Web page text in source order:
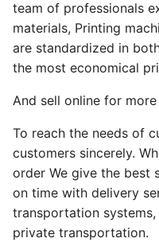
team of professionals
materials, Printing
are standardized in
the most economical
And sell online for
To reach the needs of
customers sincerely.
order We give the best
on time with delivery
transportation
private transportation.